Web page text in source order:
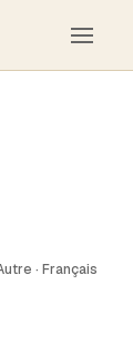
· Français